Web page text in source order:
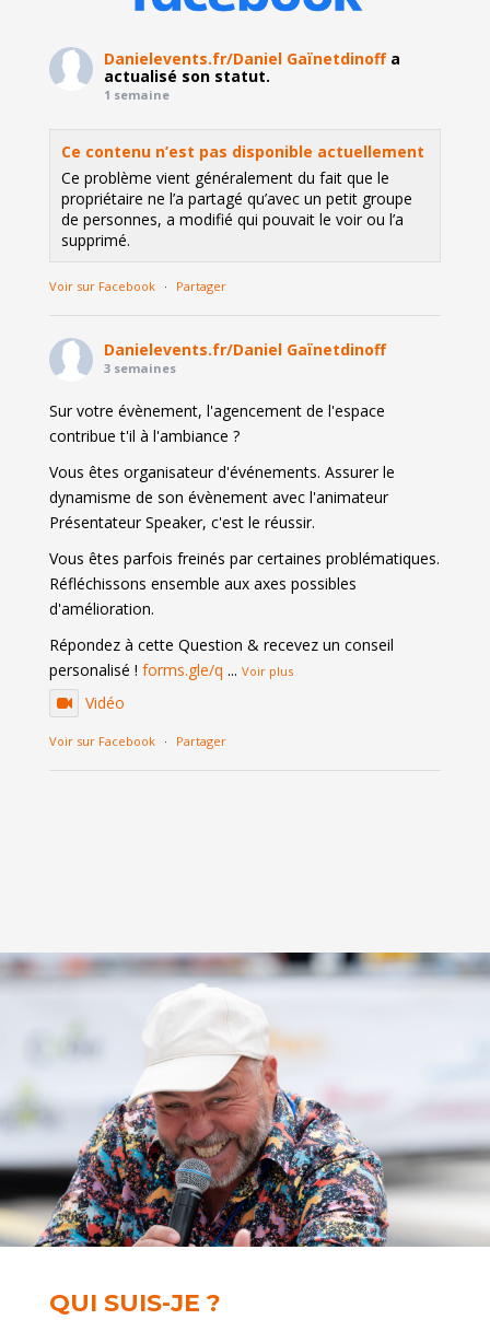
Danielevents.fr/Daniel Gaïnetdinoff a
actualisé son statut.
1 semaine
Ce contenu n’est pas disponible actuellement
Ce problème vient généralement du fait que le
propriétaire ne l’a partagé qu’avec un petit groupe
de personnes, a modifié qui pouvait le voir ou l’a
supprimé.
Voir sur Facebook · Partager
Danielevents.fr/Daniel Gaïnetdinoff
3 semaines
Sur votre évènement, l'agencement de l'espace
contribue t'il à l'ambiance ?
Vous êtes organisateur d'événements. Assurer le
dynamisme de son évènement avec l'animateur
Présentateur Speaker, c'est le réussir.
Vous êtes parfois freinés par certaines problématiques.
Réfléchissons ensemble aux axes possibles
d'amélioration.
Répondez à cette Question & recevez un conseil
personalisé ! forms.gle/q ... Voir plus
Vidéo
Voir sur Facebook · Partager
QUI SUIS-JE ?